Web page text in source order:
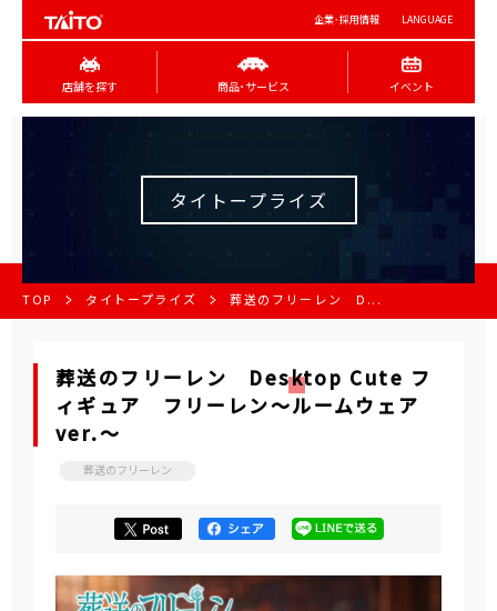
企業･採用情報 LANGUAGE
店舗を探す 商品･サービス イベント
タイトープライズ
TOP タイトープライズ 葬送のフリーレン D...
葬送のフリーレン Desktop Cute フ
ィギュア フリーレン～ルームウェア
ver.～
葬送のフリーレン